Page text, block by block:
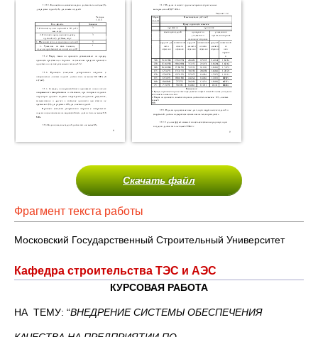
Скачать файл
Фрагмент текста работы
Московский Государственный Строительный Университет
Кафедра строительства ТЭС и АЭС
КУРСОВАЯ РАБОТА
НА ТЕМУ: “ВНЕДРЕНИЕ СИСТЕМЫ ОБЕСПЕЧЕНИЯ